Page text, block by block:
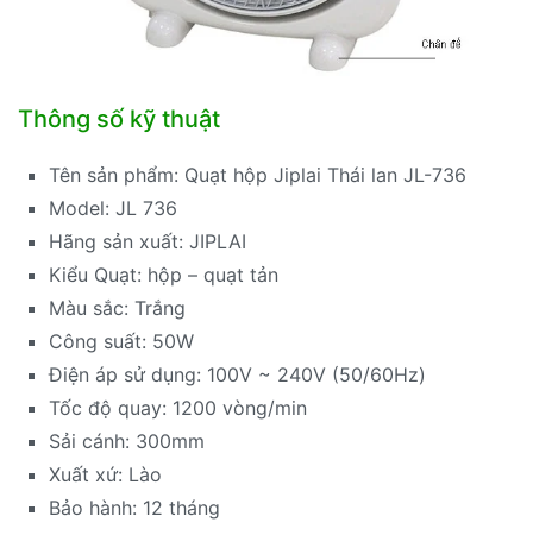
Thông số kỹ thuật
Tên sản phẩm: Quạt hộp Jiplai Thái lan JL-736
Model: JL 736
Hãng sản xuất: JIPLAI
Kiểu Quạt: hộp – quạt tản
Màu sắc: Trắng
Công suất: 50W
Điện áp sử dụng: 100V ~ 240V (50/60Hz)
Tốc độ quay: 1200 vòng/min
Sải cánh: 300mm
Xuất xứ: Lào
Bảo hành: 12 tháng